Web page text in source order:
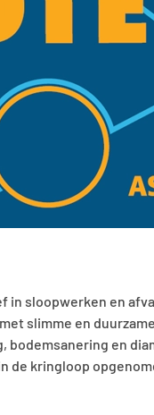
in sloopwerken en
slimme en
en
de kringloop